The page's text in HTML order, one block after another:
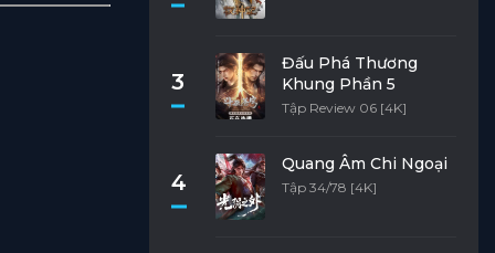
3
Đấu Phá Thương
Khung Phần 5
Tập Review 06 [4K]
4
Quang Âm Chi Ngoại
Tập 34/78 [4K]